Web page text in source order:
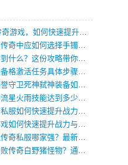
戏，如何快速提升角色等级？
中应如何选择手镯装备？
么？这份攻略带你全掌握
任务具体步骤是什么？如何完成？
神弑神装备如何获取与佩戴攻略？
技能达到多少级可以开始练装备？
快速提升战力与获取稀有装备？
快速提升战力与获取稀有装备？
服哪家强？最新排行榜攻略全解析
白野猪怪物？通关技巧全解析